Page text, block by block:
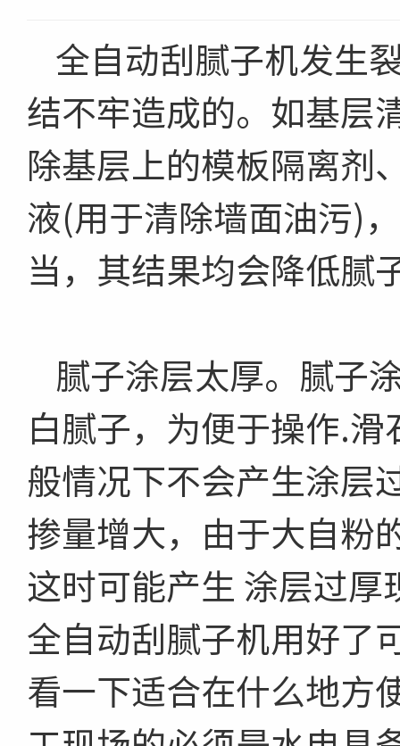
全自动刮腻子机发生
结不牢造成的。如基层
除基层上的模板隔离剂
液(用于清除墙面油污)
当，其结果均会降低腻
腻子涂层太厚。腻子
白腻子，为便于操作.
般情况下不会产生涂层
掺量增大，由于大自粉
这时可能产生 涂层过厚
全自动刮腻子机用好了
看一下适合在什么地方